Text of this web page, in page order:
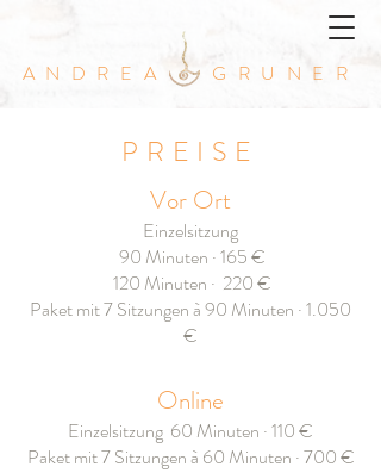
ANDREA GRUNER
PREISE
Vor Ort
Einzelsitzung
90 Minuten · 165 €
120 Minuten · 220 €
Paket mit 7 Sitzungen à 90 Minuten · 1.050
€
Online
Einzelsitzung 60 Minuten · 110 €
Paket mit 7 Sitzungen à 60 Minuten · 700 €